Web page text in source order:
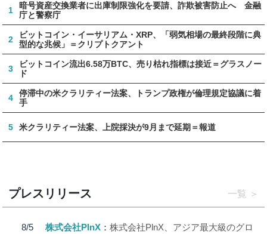
1
暗号資産交換業者に出庫制限強化を要請、詐欺被害防止へ 金融
庁と警察庁
2
ビットコイン・イーサリアム・XRP、「弱気相場の最終段階に典
型的な兆候」＝クリプトクアント
3
ビットコイン流出6.58万BTC、売り枯れ指標は接近＝グラスノー
ド
4
停滞中の米クラリティー法案、トランプ政権が倫理規定協議に着
手
5 米クラリティー法案、上院採決が9月まで延期＝報道
プレスリリース 一覧
8/5
株式会社PlnX
株式会社PlnX、アジア最大級のグロ